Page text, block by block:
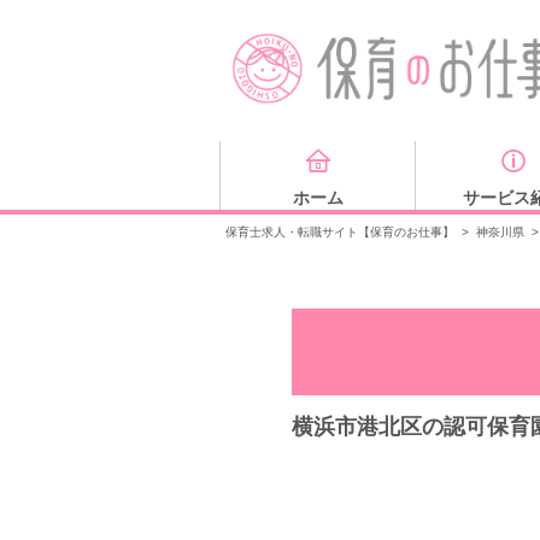
ホーム サービス
保育士求人・転職サイト【保育のお仕事】 > 神奈川県 >
横浜市港北区の認可保育